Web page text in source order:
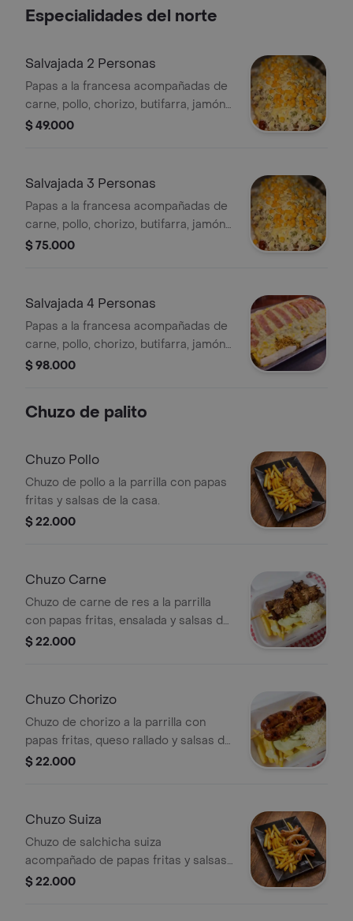
Especialidades del norte
Salvajada 2 Personas
Papas a la francesa acompañadas de
carne, pollo, chorizo, butifarra, jamón,
tocineta, maíz dulce, ensalada, queso
$ 49.000
Salvajada 3 Personas
Papas a la francesa acompañadas de
carne, pollo, chorizo, butifarra, jamón,
tocineta, maíz dulce, ensalada, queso
$ 75.000
Salvajada 4 Personas
Papas a la francesa acompañadas de
carne, pollo, chorizo, butifarra, jamón,
tocineta, maíz dulce, ensalada, queso
$ 98.000
Chuzo de palito
Chuzo Pollo
Chuzo de pollo a la parrilla con papas
fritas y salsas de la casa.
$ 22.000
Chuzo Carne
Chuzo de carne de res a la parrilla
con papas fritas, ensalada y salsas de
la casa.
$ 22.000
Chuzo Chorizo
Chuzo de chorizo a la parrilla con
papas fritas, queso rallado y salsas de
la casa.
$ 22.000
Chuzo Suiza
Chuzo de salchicha suiza
acompañado de papas fritas y salsas
de la casa.
$ 22.000